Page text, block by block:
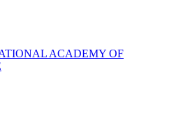
ACADEMY OF